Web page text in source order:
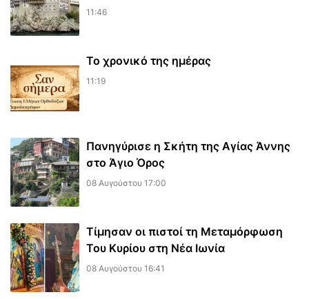
11:46
Το χρονικό της ημέρας
11:19
Πανηγύρισε η Σκήτη της Αγίας Άννης
στο Άγιο Όρος
08 Αυγούστου 17:00
Τίμησαν οι πιστοί τη Μεταμόρφωση
Του Κυρίου στη Νέα Ιωνία
08 Αυγούστου 16:41